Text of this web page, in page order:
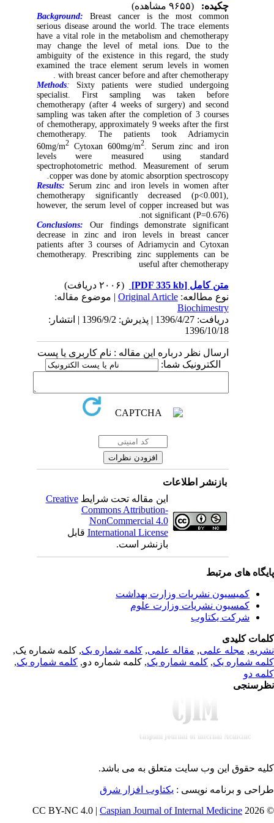
چکیده:
Background:Breast cancer is the most common
serious disease around the world. The trace elements
have a vital role in the metabolism and chemotherapy
may change the level of metal ions. Due to the
ambiguity of the existence in this regard, the study
examined the trace element serum levels in women
with breast cancer before and after chemotherapy .
Methods
:
Sixty patients were studied undergoing
specialist. First sampling was taken before
chemotherapy (after 4 weeks of surgery) and second
sampling was taken after the completion of 3 courses
of chemotherapy, approximately 9 weeks after the first
chemotherapy. The patients took Adriamycin
60mg/m
2Cytoxan 600mg/m
. Serum zinc and iron
levels were measured using standard
spectrophotometric method. Measurement of serum
copper was done by atomic absorption spectroscopy
.
Results:Serum zinc and iron levels in women after
chemotherapy significantly decreased (p<0.001),
however, the serum level of copper increased but was
not significant (P=0.676).
Conclusions:
Our findings demonstrate significant
decrease in zinc and iron levels in breast cancer
patients after 3 courses of Adriamycin and Cytoxan
chemotherapy. Prescribing zinc supplements can be
useful after chemotherapy
متن کامل[PDF 335 kb]
نوع مطالعه:Original Article| موضوع مقاله:
Biochimestry
دریافت: 1396/4/27 | پذیرش: 1396/9/2 | انتشار:
1396/10/18
ارسال نظر درباره این مقاله : نام کاربری یا پست
الکترونیک شما:
بازنشر اطلاعات
این مقاله تحت شرایطCreative
Commons Attribution-
NonCommercial 4.0
International Licenseقابل
بازنشر است.
های مرتبط
کمیسیون نشریات وزارت بهداشت
کمسیون نشریات وزارت علوم
شرکت یکتاوب
کلیدی
,مجله علمی, مقاله علمی, کلمه شماره یک, کلمه شماره یک,
شماره یک,کلمه شماره یک, کلمه شماره دو,کلمه شماره یک,
دو
حقوق این وب سایت متعلق بهمی باشد.
و برنامه نویسی : یکتاوب افزار شرق
©
Caspian Journal of Internal Medicine